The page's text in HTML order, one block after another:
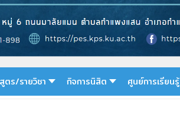
ตร/รายวิชา กิจการนิสิต ศูนย์การเรียนรู้